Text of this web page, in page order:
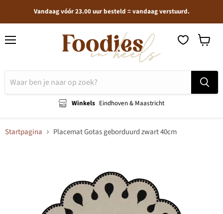
Vandaag vóór 23.00 uur besteld = vandaag verstuurd.
Winkels Eindhoven & Maastricht
Startpagina Placemat Gotas geborduurd zwart 40cm